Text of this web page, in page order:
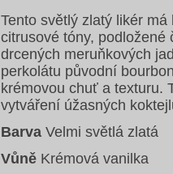
Tento světlý zlatý likér
citrusové tóny,
drcených meruňkových
perkolátu původní
krémovou chuť a texturu.
vytváření úžasných
Barva Velmi světlá zlatá
Vůně Krémová vanilka